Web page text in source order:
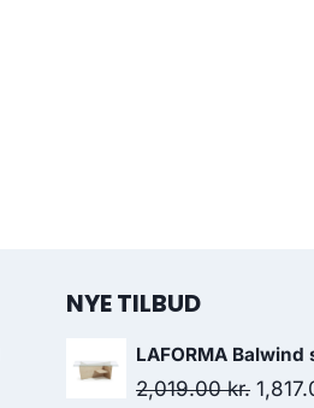
NYE TILBUD
LAFORMA
2,019.00kr.